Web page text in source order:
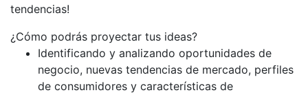
tendencias!
¿Cómo podrás proyectar tus ideas?
Identificando y analizando oportunidades de
negocio, nuevas tendencias de mercado, perfiles
de consumidores y características de